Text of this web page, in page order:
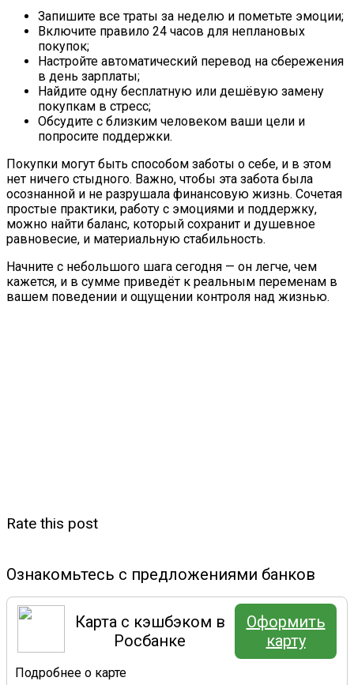
Запишите все траты за неделю и пометьте эмоции;
Включите правило 24 часов для неплановых
покупок;
Настройте автоматический перевод на сбережения
в день зарплаты;
Найдите одну бесплатную или дешёвую замену
покупкам в стресс;
Обсудите с близким человеком ваши цели и
попросите поддержки.
Покупки могут быть способом заботы о себе, и в этом
нет ничего стыдного. Важно, чтобы эта забота была
осознанной и не разрушала финансовую жизнь. Сочетая
простые практики, работу с эмоциями и поддержку,
можно найти баланс, который сохранит и душевное
равновесие, и материальную стабильность.
Начните с небольшого шага сегодня — он легче, чем
кажется, и в сумме приведёт к реальным переменам в
вашем поведении и ощущении контроля над жизнью.
Rate this post
Ознакомьтесь с предложениями банков
Карта с кэшбэком в
Росбанке
Оформить
карту
Подробнее о карте